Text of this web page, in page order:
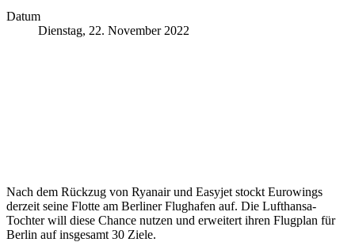
Datum
Dienstag, 22. November 2022
Nach dem Rückzug von Ryanair und Easyjet stockt Eurowings
derzeit seine Flotte am Berliner Flughafen auf. Die Lufthansa-
Tochter will diese Chance nutzen und erweitert ihren Flugplan für
Berlin auf insgesamt 30 Ziele.